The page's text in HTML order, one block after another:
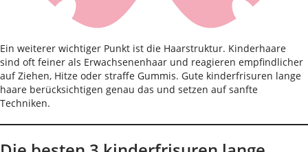
Ein weiterer wichtiger Punkt ist die Haarstruktur. Kinderhaare
sind oft feiner als Erwachsenenhaar und reagieren empfindlicher
auf Ziehen, Hitze oder straffe Gummis. Gute kinderfrisuren lange
haare berücksichtigen genau das und setzen auf sanfte
Techniken.